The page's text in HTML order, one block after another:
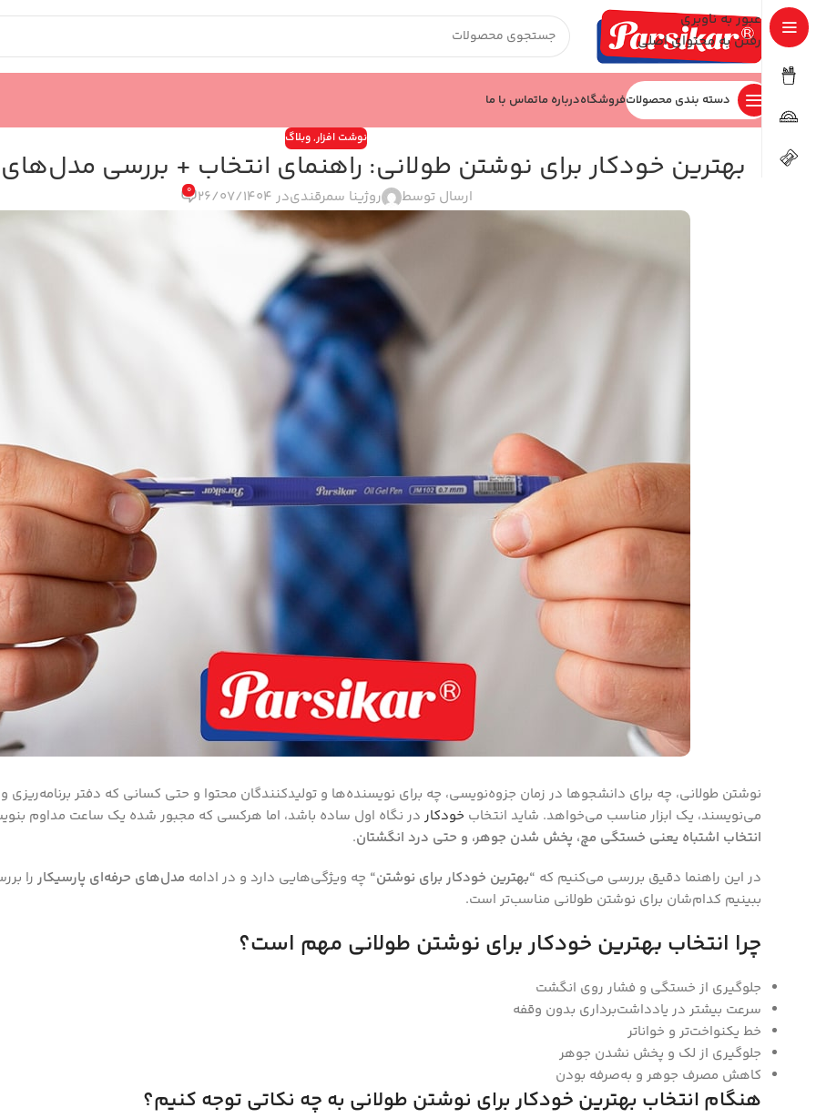
عبور به ناوبری
رفتن به محتوای اصلی
دسته بندی محصولاتفروشگاهدرباره ماتماس با ما
نوشت افزار,وبلاگ
بهترین خودکار برای نوشتن طولانی: راهنمای انتخاب + بررسی مدل‌های
ارسال توسط روژینا سمرقندیدر 26/07/1404 0
نوشتن طولانی، چه برای دانشجوها در زمان جزوه‌نویسی، چه برای نویسنده‌ها و تولیدکنندگان محتوا و حتی کسانی که دفتر
می‌نویسند، یک ابزار مناسب می‌خواهد. شاید انتخاب خودکار در نگاه اول ساده باشد، اما هرکسی که مجبور شده یک ساعت مداوم
انتخاب اشتباه یعنی خستگی مچ، پخش شدن جوهر، و حتی درد انگشتان.
در این راهنما دقیق بررسی می‌کنیم که “بهترین خودکار برای نوشتن“ چه ویژگی‌هایی دارد و در ادامه مدل‌های حرفه‌ای پارسیکار را
ببینیم کدام‌شان برای نوشتن طولانی مناسب‌تر است.
چرا انتخاب بهترین خودکار برای نوشتن طولانی مهم است؟
جلوگیری از خستگی و فشار روی انگشت
سرعت بیشتر در یادداشت‌برداری بدون وقفه
خط یکنواخت‌تر و خواناتر
جلوگیری از لک و پخش نشدن جوهر
کاهش مصرف جوهر و به‌صرفه بودن
هنگام انتخاب بهترین خودکار برای نوشتن طولانی به چه نکاتی توجه کنیم؟